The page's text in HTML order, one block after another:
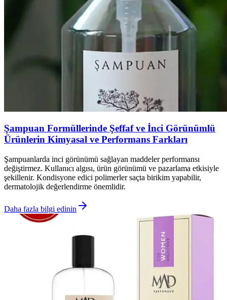
Şampuan Formüllerinde Şeffaf ve İnci Görünümlü
Ürünlerin Kimyasal ve Performans Farkları
Şampuanlarda inci görünümü sağlayan maddeler performansı
değiştirmez. Kullanıcı algısı, ürün görünümü ve pazarlama etkisiyle
şekillenir. Kondisyone edici polimerler saçta birikim yapabilir,
dermatolojik değerlendirme önemlidir.
Daha fazla bilgi edinin